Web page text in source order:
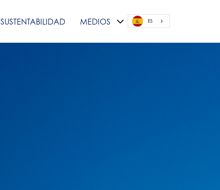
SUSTENTABILIDAD MEDIOS ES